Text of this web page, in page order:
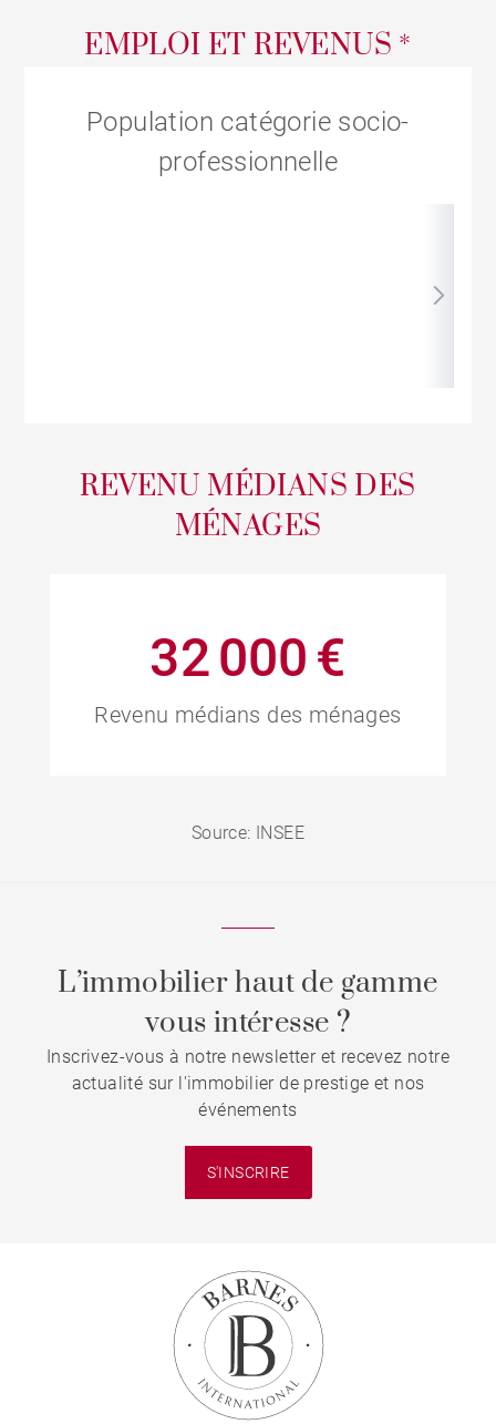
EMPLOI ET REVENUS *
Population catégorie socio-
professionnelle
REVENU MÉDIANS DES
MÉNAGES
32 000 €
Revenu médians des ménages
Source: INSEE
L’immobilier haut de gamme
vous intéresse ?
Inscrivez-vous à notre newsletter et recevez notre
actualité sur l'immobilier de prestige et nos
événements
S'INSCRIRE